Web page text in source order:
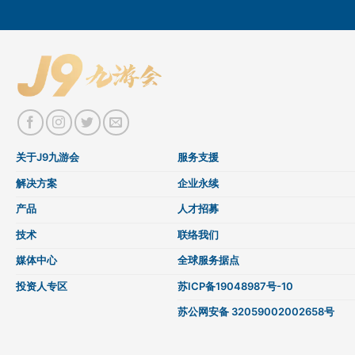
关于J9九游会
解决方案
产品
技术
媒体中心
投资人专区
服务支援
企业永续
人才招募
联络我们
全球服务据点
苏ICP备19048987号-10
苏公网安备 32059002002658号